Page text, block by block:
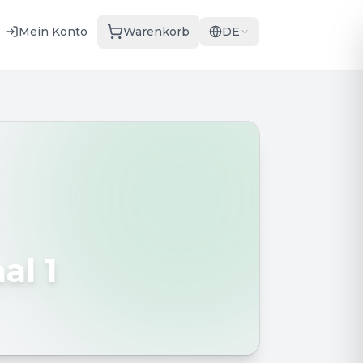
Mein Konto Warenkorb DE
1